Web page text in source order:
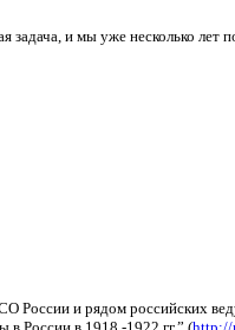
и мы уже несколько лет
России и рядом российских